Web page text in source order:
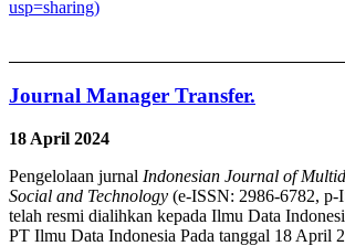
usp=sharing)
Journal Manager Transfer.
18 April 2024
Pengelolaan jurnal Indonesian Journal of
Social and Technology (e-ISSN: 2986-6782, p-
telah resmi dialihkan kepada Ilmu Data
PT Ilmu Data Indonesia Pada tanggal 18 April